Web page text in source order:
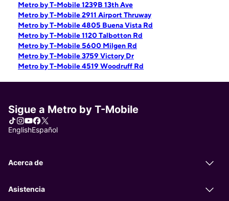
Metro by T-Mobile 1239B 13th Ave
Metro by T-Mobile 2911 Airport Thruway
Metro by T-Mobile 4805 Buena Vista Rd
Metro by T-Mobile 1120 Talbotton Rd
Metro by T-Mobile 5600 Milgen Rd
Metro by T-Mobile 3759 Victory Dr
Metro by T-Mobile 4519 Woodruff Rd